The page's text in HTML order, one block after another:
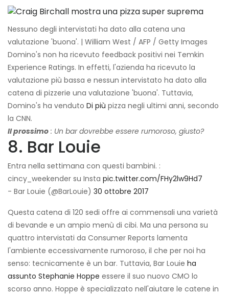
Nessuno degli intervistati ha dato alla catena una
valutazione 'buona'. | William West / AFP / Getty Images
Domino's non ha ricevuto feedback positivi nei Temkin
Experience Ratings. In effetti, l'azienda ha ricevuto la
valutazione più bassa e nessun intervistato ha dato alla
catena di pizzerie una valutazione 'buona'. Tuttavia,
Domino's ha venduto Di più pizza negli ultimi anni, secondo
la CNN.
Il prossimo : Un bar dovrebbe essere rumoroso, giusto?
8. Bar Louie
Entra nella settimana con questi bambini. :
cincy_weekender su Insta pic.twitter.com/FHy2lw9Hd7
- Bar Louie (@BarLouie) 30 ottobre 2017
Questa catena di 120 sedi offre ai commensali una varietà
di bevande e un ampio menù di cibi. Ma una persona su
quattro intervistati da Consumer Reports lamenta
l'ambiente eccessivamente rumoroso, il che per noi ha
senso: tecnicamente è un bar. Tuttavia, Bar Louie ha
assunto Stephanie Hoppe essere il suo nuovo CMO lo
scorso anno. Hoppe è specializzato nell'aiutare le catene in